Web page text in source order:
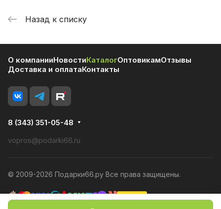
Назад к списку
О компанииНовостиКаталогОптовикамОтзывы
Доставка и оплатаКонтакты
8 (343) 351-05-48
vopros@podarki66.ru
© 2009-2026 Подарки66.ру Все права защищены.